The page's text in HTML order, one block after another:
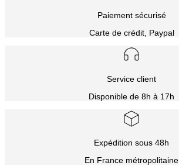
Paiement sécurisé
Carte de crédit, Paypal
Service client
Disponible de 8h à 17h
Expédition sous 48h
En France métropolitaine